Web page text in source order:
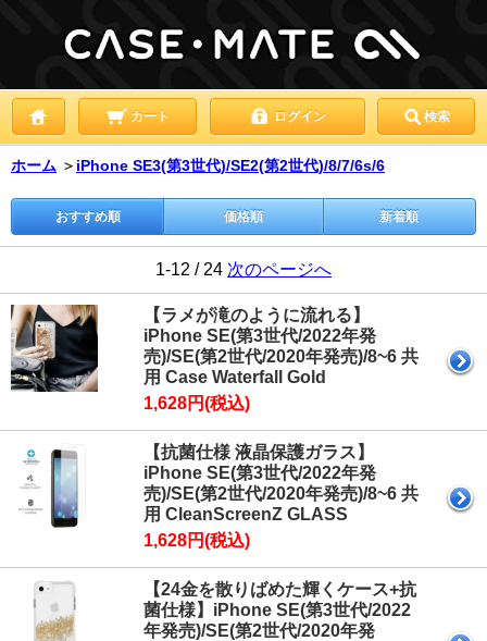
カート ログイン 検索
ホーム ＞ iPhone SE3(第3世代)/SE2(第2世代)/8/7/6s/6
おすすめ順 価格順 新着順
1-12 / 24 次のページへ
【ラメが滝のように流れる】
iPhone SE(第3世代/2022年発
売)/SE(第2世代/2020年発売)/8~6 共
用 Case Waterfall Gold
1,628円(税込)
【抗菌仕様 液晶保護ガラス】
iPhone SE(第3世代/2022年発
売)/SE(第2世代/2020年発売)/8~6 共
用 CleanScreenZ GLASS
1,628円(税込)
【24金を散りばめた輝くケース+抗
菌仕様】iPhone SE(第3世代/2022
年発売)/SE(第2世代/2020年発